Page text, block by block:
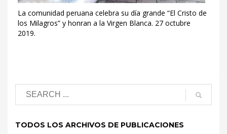
La comunidad peruana celebra su día grande “El Cristo de
los Milagros” y honran a la Virgen Blanca. 27 octubre
2019.
TODOS LOS ARCHIVOS DE PUBLICACIONES